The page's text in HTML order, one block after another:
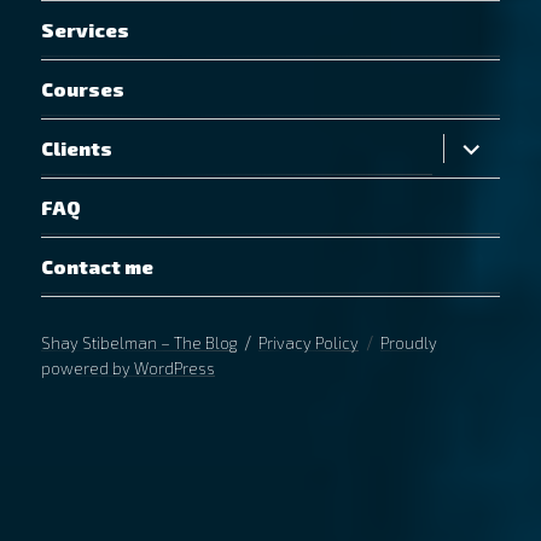
Services
Courses
Clients
expand
child
menu
FAQ
Contact me
Shay Stibelman – The Blog Privacy Policy
Proudly
powered by WordPress